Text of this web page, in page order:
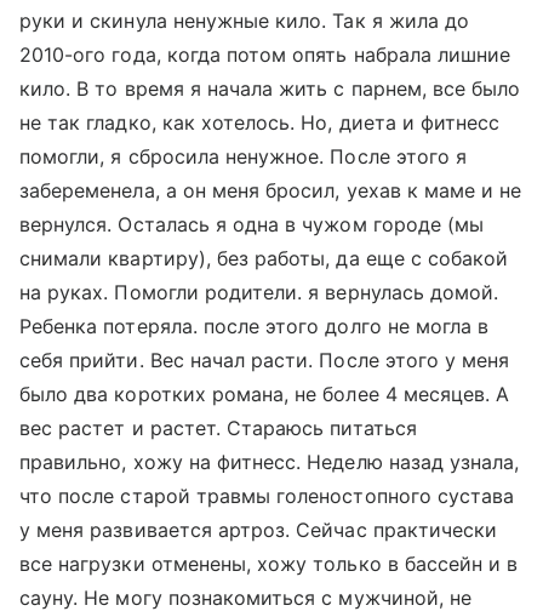
руки и скинула ненужные кило. Так я жила до
2010-ого года, когда потом опять набрала лишние
кило. В то время я начала жить с парнем, все было
не так гладко, как хотелось. Но, диета и фитнесс
помогли, я сбросила ненужное. После этого я
забеременела, а он меня бросил, уехав к маме и не
вернулся. Осталась я одна в чужом городе (мы
снимали квартиру), без работы, да еще с собакой
на руках. Помогли родители. я вернулась домой.
Ребенка потеряла. после этого долго не могла в
себя прийти. Вес начал расти. После этого у меня
было два коротких романа, не более 4 месяцев. А
вес растет и растет. Стараюсь питаться
правильно, хожу на фитнесс. Неделю назад узнала,
что после старой травмы голеностопного сустава
у меня развивается артроз. Сейчас практически
все нагрузки отменены, хожу только в бассейн и в
сауну. Не могу познакомиться с мужчиной, не